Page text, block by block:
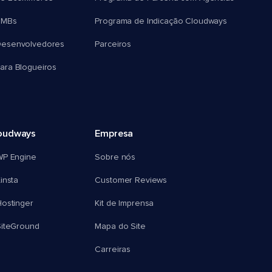
Blogueiros
Programa de Indicação Cloudways
Parceiros
Engine
Empresa
Sobre nós
Customer Reviews
Kit de Imprensa
Mapa do Site
Carreiras